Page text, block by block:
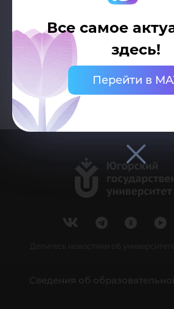
Все самое
здесь!
Перейти в
Возврат к списку
Делитесь новостями об
Сведения об